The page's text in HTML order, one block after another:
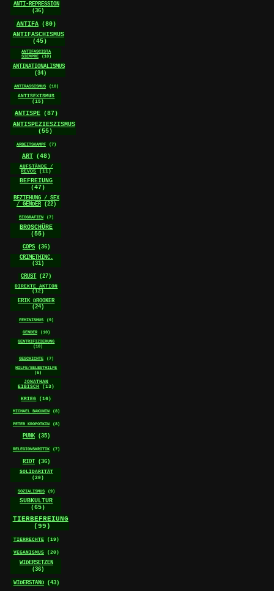
ANTI-REPRESSION
(36)
ANTIFA (80)
ANTIFASCHISMUS
(45)
ANTIFASCISTA
SIEMPRE
(10)
ANTINATIONALISMUS
(34)
ANTIRASSISMUS (10)
ANTISEXISMUS
(15)
ANTISPE (87)
ANTISPEZIESZISMUS
(55)
ARBEITSKAMPF (7)
ART (48)
AUFSTÄNDE /
REVOS
(11)
BEFREIUNG
(47)
BEZIEHUNG / SEX
/ GENDER
(22)
BIOGRAFIEN (7)
BROSCHÜRE
(55)
COPS (36)
CRIMETHINC.
(31)
CRUST (27)
DIREKTE AKTION
(12)
ERIK DROOKER
(24)
FEMINISMUS (9)
GENDER
(10)
GENTRIFIZIERUNG
(10)
GESCHICHTE
(7)
HILFE/SELBSTHILFE
(6)
JONATHAN
EIBISCH
(13)
KRIEG (16)
MICHAEL BAKUNIN (8)
PETER KROPOTKIN (8)
PUNK (35)
RELEGIONSKRITIK (7)
RIOT (36)
SOLIDARITÄT
(20)
SOZIALISMUS (9)
SUBKULTUR
(65)
TIERBEFREIUNG
(99)
TIERRECHTE (19)
VEGANISMUS (20)
WIDERSETZEN
(36)
WIDERSTAND (43)